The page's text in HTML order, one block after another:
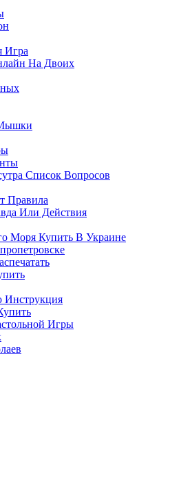
Игра
На Двоих
Список Вопросов
Правила
Или Действия
Моря Купить В Украине
Игры